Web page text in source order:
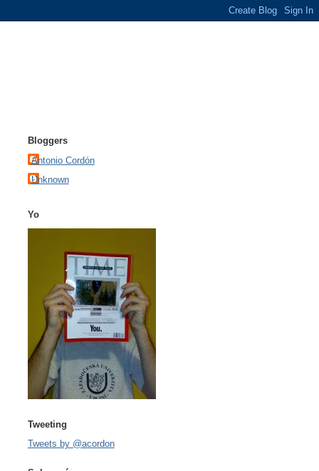
Bloggers
Antonio Cordón
Unknown
Yo
Tweeting
Tweets by @acordon